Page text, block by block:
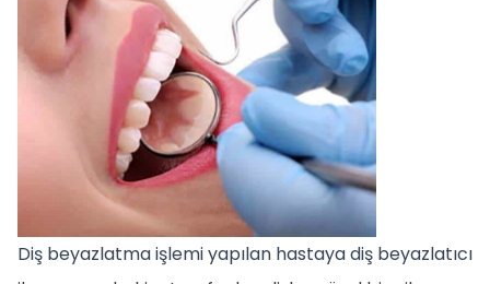
Diş beyazlatma işlemi yapılan hastaya diş beyazlatıcı